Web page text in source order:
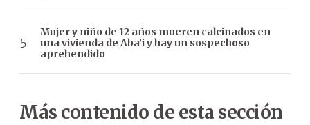
Mujer y niño de 12 años mueren calcinados en
una vivienda de Aba’i y hay un sospechoso
aprehendido
Más contenido de esta sección